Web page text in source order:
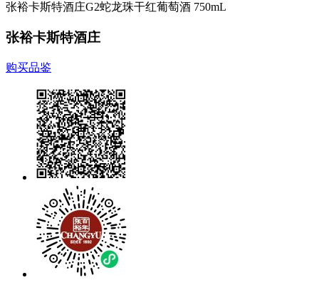
张裕卡斯特酒庄G2蛇龙珠干红葡萄酒 750mL
张裕卡斯特酒庄
购买品鉴